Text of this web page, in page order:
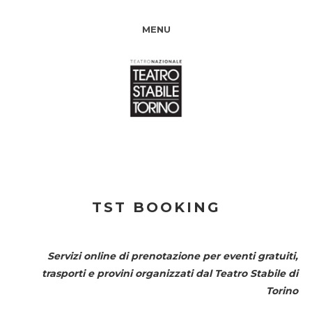
MENU
TST BOOKING
Servizi online di prenotazione per eventi gratuiti,
trasporti e provini organizzati dal Teatro Stabile di
Torino